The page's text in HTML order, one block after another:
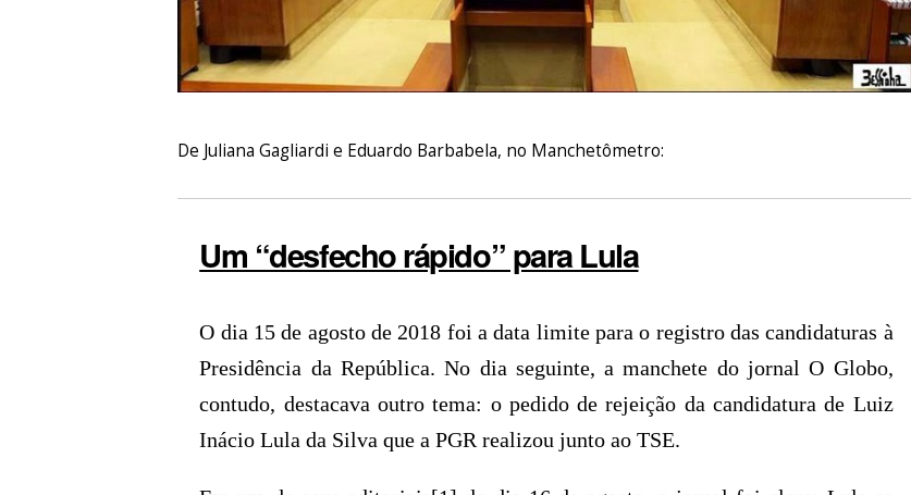
De Juliana Gagliardi e Eduardo Barbabela, no Manchetômetro:
Um “desfecho rápido” para Lula
O dia 15 de agosto de 2018 foi a data limite para o registro das candidaturas à
Presidência da República. No dia seguinte, a manchete do jornal O Globo,
contudo, destacava outro tema: o pedido de rejeição da candidatura de Luiz
Inácio Lula da Silva que a PGR realizou junto ao TSE.